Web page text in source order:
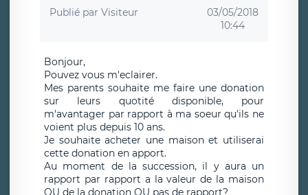
Publié par Visiteur
03/05/2018
10:44
Bonjour,
Pouvez vous m'eclairer.
Mes parents souhaite me faire une donation
sur leurs quotité disponible, pour
m'avantager par rapport à ma soeur qu'ils ne
voient plus depuis 10 ans.
Je souhaite acheter une maison et utiliserai
cette donation en apport.
Au moment de la succession, il y aura un
rapport par rapport a la valeur de la maison
OU de la donation OU pas de rapport?